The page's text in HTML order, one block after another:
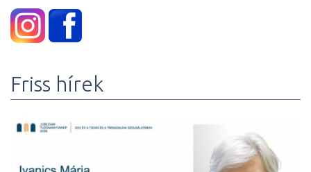
Friss hírek